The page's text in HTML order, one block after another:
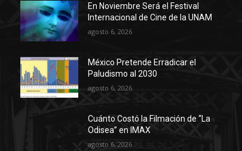
En Noviembre Será el Festival
Internacional de Cine de la UNAM
agosto 6, 2026
México Pretende Erradicar el
Paludismo al 2030
agosto 6, 2026
Cuánto Costó la Filmación de “La
Odisea” en IMAX
agosto 6, 2026